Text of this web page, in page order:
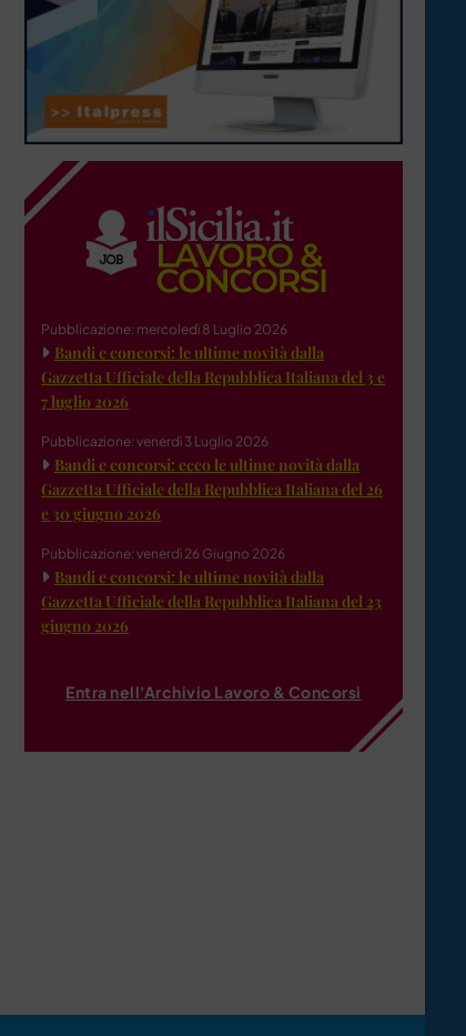
Pubblicazione: mercoledì 8 Luglio 2026
Bandi e concorsi: le ultime novità dalla
Gazzetta Ufficiale della Repubblica Italiana del 3 e
7 luglio 2026
Pubblicazione: venerdì 3 Luglio 2026
Bandi e concorsi: ecco le ultime novità dalla
Gazzetta Ufficiale della Repubblica Italiana del 26
e 30 giugno 2026
Pubblicazione: venerdì 26 Giugno 2026
Bandi e concorsi: le ultime novità dalla
Gazzetta Ufficiale della Repubblica Italiana del 23
giugno 2026
Entra nell'Archivio Lavoro & Concorsi